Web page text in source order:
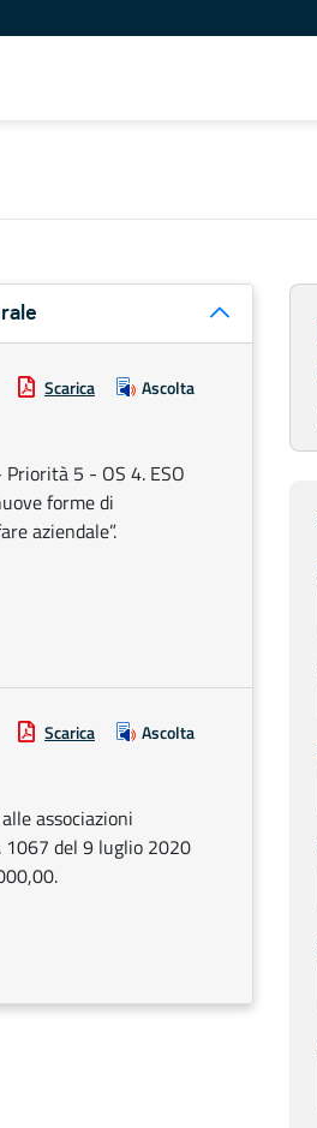
Scarica Ascolta
5 - OS 4. ESO
forme di
aziendale”.
Scarica Ascolta
associazioni
1067 del 9 luglio 2020